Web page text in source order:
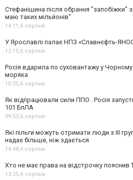
Стефанішина після обрання "запобіжки"
маю таких мільйонів"
14:11, 6 серпня
У Ярославлі палає НПЗ «Славнєфть-
12:15, 6 серпня
Росія вдарила по суховантажу у Чорному
моряка
10:25, 6 серпня
Як відпрацювали сили ППО . Росія
101 БпЛА
09:53, 6 серпня
Які пільги можуть отримати люди з III
надає більше, ніж здається
14:48, 4 серпня
Хто не має права на відстрочку пояснив
13:25, 4 серпня